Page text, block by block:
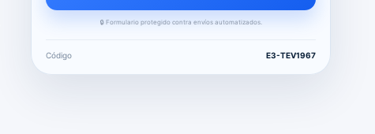
🔒 Formulario protegido contra envíos automatizados.
Código E3-TEV1967